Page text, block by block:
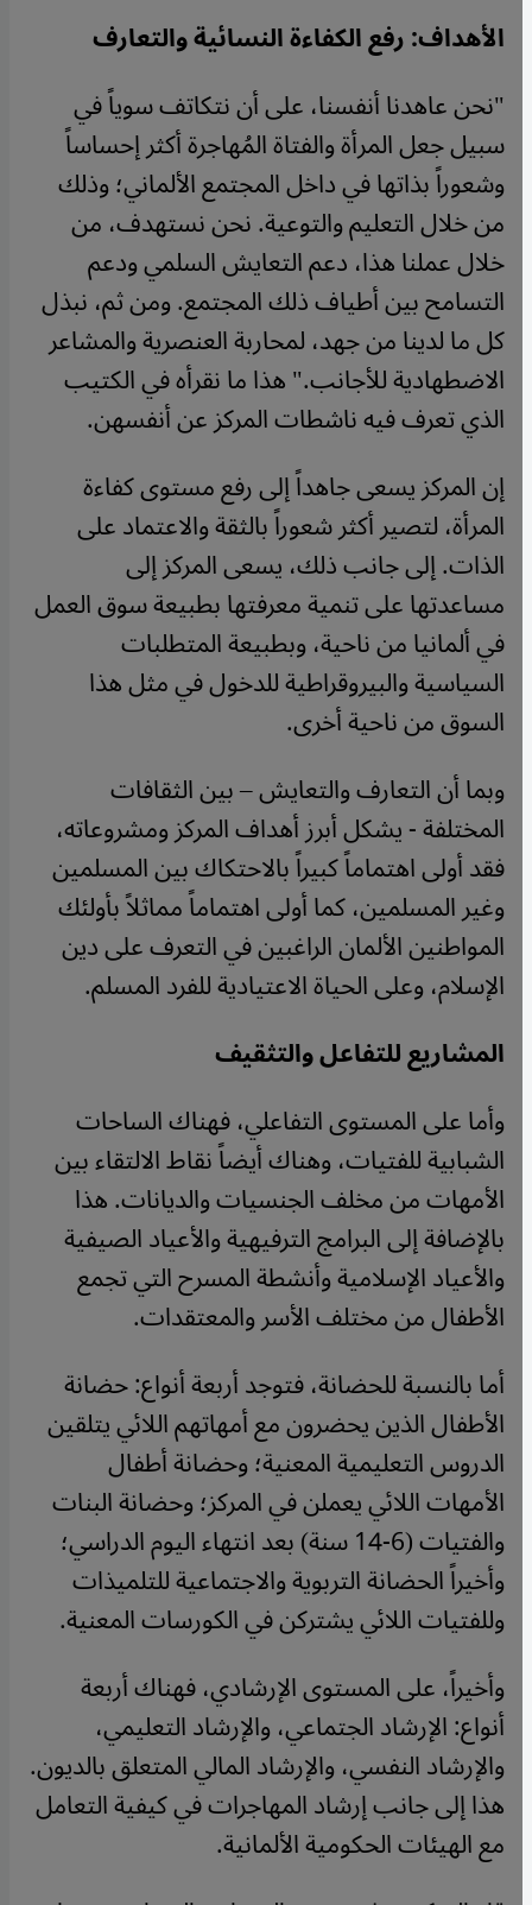
الأهداف: رفع الكفاءة النسائية والتعارف
"نحن عاهدنا أنفسنا، على أن نتكاتف سوياً في
سبيل جعل المرأة والفتاة المُهاجرة أكثر إحساساً
وشعوراً بذاتها في داخل المجتمع الألماني؛ وذلك
من خلال التعليم والتوعية. نحن نستهدف، من
خلال عملنا هذا، دعم التعايش السلمي ودعم
التسامح بين أطياف ذلك المجتمع. ومن ثم، نبذل
كل ما لدينا من جهد، لمحاربة العنصرية والمشاعر
الاضطهادية للأجانب." هذا ما نقرأه في الكتيب
الذي تعرف فيه ناشطات المركز عن أنفسهن.
إن المركز يسعى جاهداً إلى رفع مستوى كفاءة
المرأة، لتصير أكثر شعوراً بالثقة والاعتماد على
الذات. إلى جانب ذلك، يسعى المركز إلى
مساعدتها على تنمية معرفتها بطبيعة سوق العمل
في ألمانيا من ناحية، وبطبيعة المتطلبات
السياسية والبيروقراطية للدخول في مثل هذا
السوق من ناحية أخرى.
وبما أن التعارف والتعايش – بين الثقافات
المختلفة - يشكل أبرز أهداف المركز ومشروعاته،
فقد أولى اهتماماً كبيراً بالاحتكاك بين المسلمين
وغير المسلمين، كما أولى اهتماماً مماثلاً بأولئك
المواطنين الألمان الراغبين في التعرف على دين
الإسلام، وعلى الحياة الاعتيادية للفرد المسلم.
المشاريع للتفاعل والتثقيف
وأما على المستوى التفاعلي، فهناك الساحات
الشبابية للفتيات، وهناك أيضاً نقاط الالتقاء بين
الأمهات من مخلف الجنسيات والديانات. هذا
بالإضافة إلى البرامج الترفيهية والأعياد الصيفية
والأعياد الإسلامية وأنشطة المسرح التي تجمع
الأطفال من مختلف الأسر والمعتقدات.
أما بالنسبة للحضانة، فتوجد أربعة أنواع: حضانة
الأطفال الذين يحضرون مع أمهاتهم اللائي يتلقين
الدروس التعليمية المعنية؛ وحضانة أطفال
الأمهات اللائي يعملن في المركز؛ وحضانة البنات
والفتيات (6-14 سنة) بعد انتهاء اليوم الدراسي؛
وأخيراً الحضانة التربوية والاجتماعية للتلميذات
وللفتيات اللائي يشتركن في الكورسات المعنية.
وأخيراً، على المستوى الإرشادي، فهناك أربعة
أنواع: الإرشاد الجتماعي، والإرشاد التعليمي،
والإرشاد النفسي، والإرشاد المالي المتعلق بالديون.
هذا إلى جانب إرشاد المهاجرات في كيفية التعامل
مع الهيئات الحكومية الألمانية.